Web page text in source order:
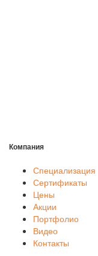
Компания
Специализация
Сертификаты
Цены
Акции
Портфолио
Видео
Контакты